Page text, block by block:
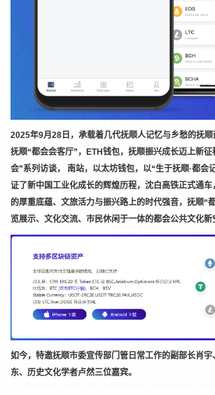
2025年9月28日，承载着几代抚顺人记忆与乡愁的抚
抚顺“都会会客厅”，ETH钱包，抚顺振兴成长迈上新
会”系列访谈， 南站，以太坊钱包，以“生于抚顺·都会
证了新中国工业化成长的辉煌历程，沈白高铁正式通
的厚重底蕴、文旅活力与振兴路上的时代强音，抚顺“
览展示、文化交流、市民休闲于一体的都会公共文化新
如今，特邀抚顺市委宣传部门管日常工作的副部长肖
东、历史文化学者卢然三位嘉宾。